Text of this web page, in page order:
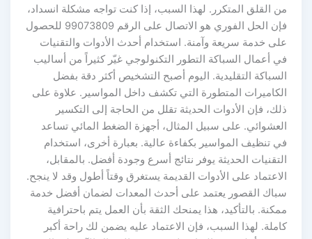
من القلق المتكرر. لهذا السبب، إذا كنت تواجه مشكلة انسداد،
فإن الحل الفوري هو الاتصال على الرقم 99073809 للحصول
على خدمة سريعة وآمنة. استخدام أحدث الأدوات والتقنيات
في أعمال السباكة التطور التكنولوجي غيّر كثيراً من أساليب
السباكة التقليدية. اليوم أصبح التشخيص أكثر دقة بفضل
الكاميرات المتطورة التي تكشف داخل المواسير. علاوة على
ذلك، فإن الأدوات الحديثة تقلل من الحاجة إلى التكسير
العشوائي. على سبيل المثال، أجهزة الضغط المائي تساعد
في تنظيف المواسير بكفاءة عالية. بعبارة أخرى، استخدام
التقنيات الحديثة يوفر نتائج أسرع وجودة أفضل. بالمقابل،
الاعتماد على الأدوات القديمة يستغرق وقتاً أطول وقد لا ينجح.
سباك القصور يعتمد على أحدث المعدات لضمان أفضل خدمة
ممكنة. بالتأكيد، هذا يمنحك الثقة بأن العمل يتم باحترافية
كاملة. لهذا السبب، فإن الاعتماد عليه يضمن لك راحة أكبر